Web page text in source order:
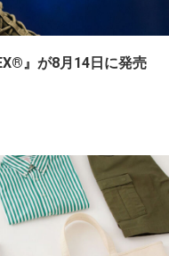
』が8月14日に発売